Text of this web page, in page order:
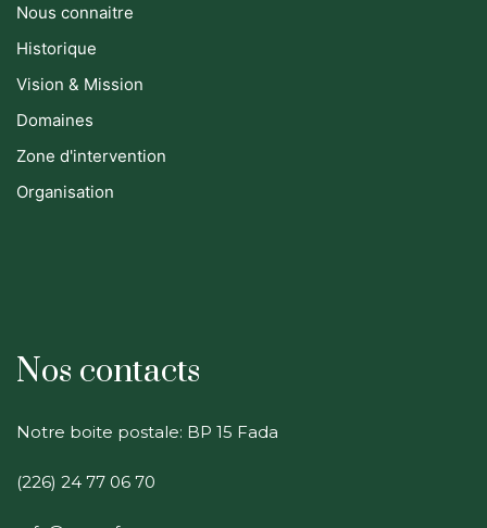
Nous connaitre
Historique
Vision & Mission
Domaines
Zone d'intervention
Organisation
Nos contacts
Notre boite postale: BP 15 Fada
(226) 24 77 06 70